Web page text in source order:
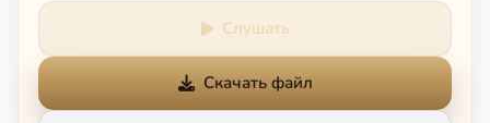
Слушать
Скачать файл